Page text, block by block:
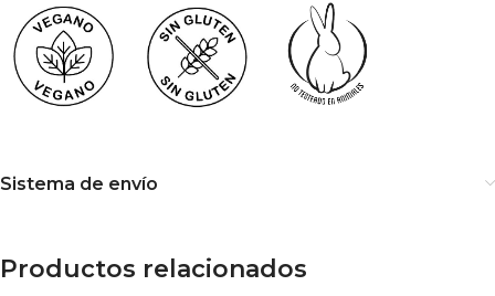
Sistema de envío
Productos relacionados